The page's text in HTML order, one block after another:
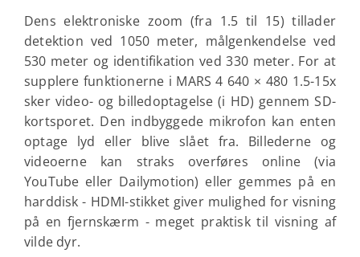
Dens elektroniske zoom (fra 1.5 til 15) tillader
detektion ved 1050 meter, målgenkendelse ved
530 meter og identifikation ved 330 meter. For at
supplere funktionerne i MARS 4 640 × 480 1.5-15x
sker video- og billedoptagelse (i HD) gennem SD-
kortsporet. Den indbyggede mikrofon kan enten
optage lyd eller blive slået fra. Billederne og
videoerne kan straks overføres online (via
YouTube eller Dailymotion) eller gemmes på en
harddisk - HDMI-stikket giver mulighed for visning
på en fjernskærm - meget praktisk til visning af
vilde dyr.